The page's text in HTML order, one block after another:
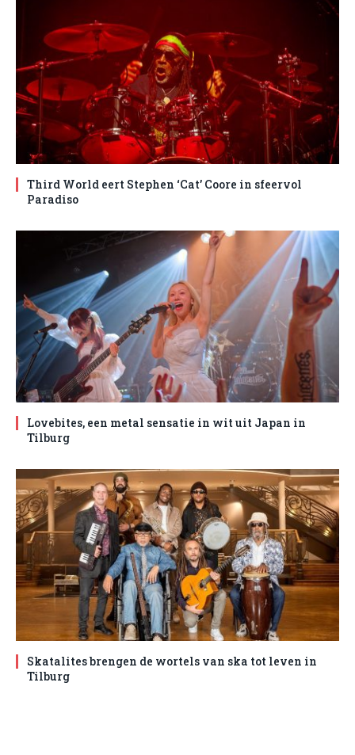
Third World eert Stephen ‘Cat’ Coore in sfeervol
Paradiso
Lovebites, een metal sensatie in wit uit Japan in
Tilburg
Skatalites brengen de wortels van ska tot leven in
Tilburg